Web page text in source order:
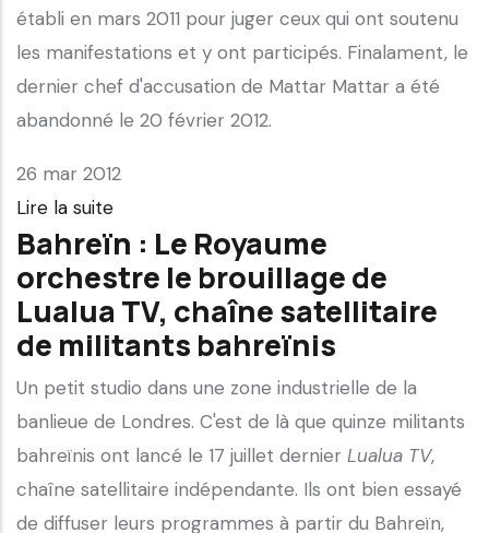
établi en mars 2011 pour juger ceux qui ont soutenu
les manifestations et y ont participés. Finalament, le
dernier chef d'accusation de Mattar Mattar a été
abandonné le 20 février 2012.
26 mar 2012
Lire la suite
Bahreïn : Le Royaume
orchestre le brouillage de
Lualua TV, chaîne satellitaire
de militants bahreïnis
Un petit studio dans une zone industrielle de la
banlieue de Londres. C'est de là que quinze militants
bahreïnis ont lancé le 17 juillet dernier Lualua TV,
chaîne satellitaire indépendante. Ils ont bien essayé
de diffuser leurs programmes à partir du Bahreïn,